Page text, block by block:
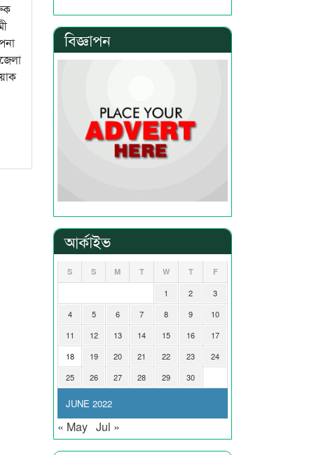
বিজ্ঞাপন
আর্কাইভ
JUNE 2022
S S M T W T F
1 2
3
4
5 6 7 8 9
10
11
12 13 14 15 16
17
18
19 20 21 22 23
24
25
26 27 28 29 30
« May Jul »